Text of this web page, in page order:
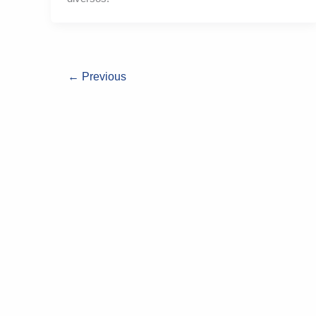
← Previous